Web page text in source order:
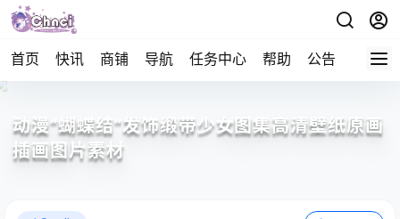
首页 快讯 商铺 导航 任务中心 帮助 公告 APP下
动漫”蝴蝶结”发饰缎带少女图集高清壁纸原画
插画图片素材